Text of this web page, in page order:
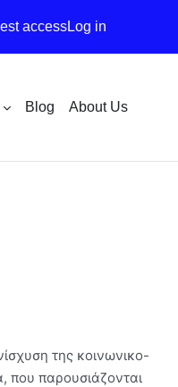
accessLog in
Blog About Us
της κοινωνικο-
που παρουσιάζονται